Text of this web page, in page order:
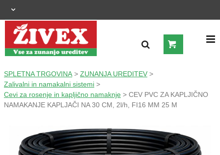
OGRAJNI SISTEMI
ZUNANJA UREDITEV
OGREVANJE IN HLAJENJE
SPLETNA TRGOVINA > ZUNANJA UREDITEV >
Zalivalni in namakalni sistemi >
Cevi za rosenje in kapljično namaknje > CEV PVC ZA KAPLJIČNO
NAMAKANJE KAPLJAČI NA 30 CM, 2l/h, FI16 MM 25 M